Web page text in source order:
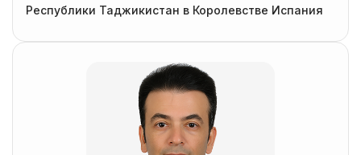
Республики Таджикистан в Королевстве Испания